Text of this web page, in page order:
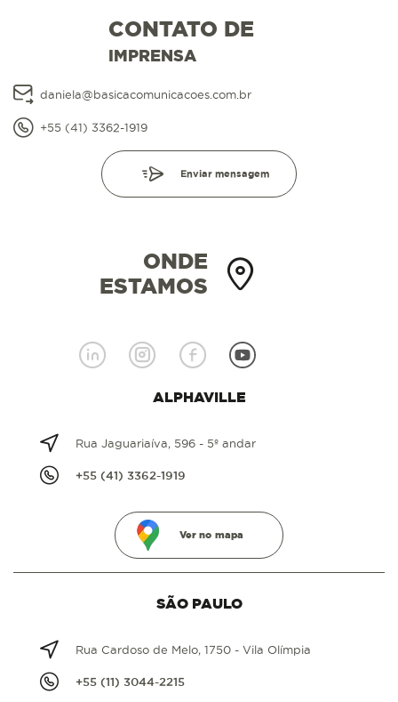
CONTATO DE
IMPRENSA
daniela@basicacomunicacoes.com.br
+55 (41) 3362-1919
Enviar mensagem
ONDE
ESTAMOS
ALPHAVILLE
Rua Jaguariaíva, 596 - 5º andar
+55 (41) 3362-1919
Ver no mapa
SÃO PAULO
Rua Cardoso de Melo, 1750 - Vila Olímpia
+55 (11) 3044-2215